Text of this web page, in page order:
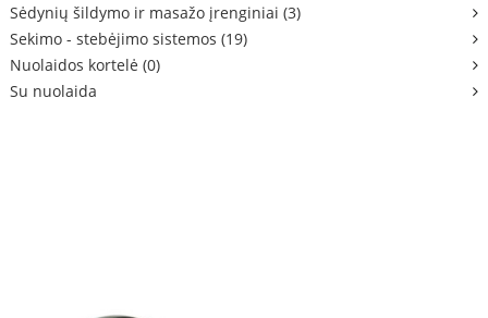
Sėdynių šildymo ir masažo įrenginiai (3)
Sekimo - stebėjimo sistemos (19)
Nuolaidos kortelė (0)
Su nuolaida